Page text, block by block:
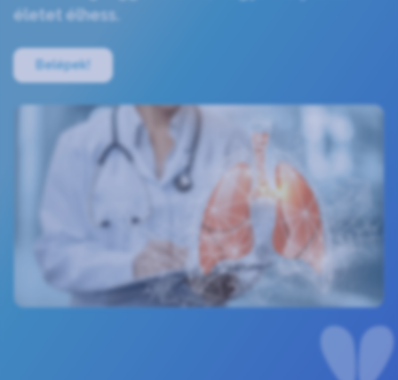
életet élhess.
Belépek!